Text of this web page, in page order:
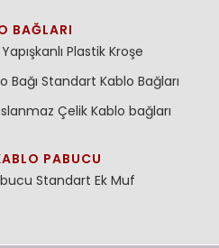
BAĞLARI
Yapışkanlı Plastik Kroşe
Bağı Standart Kablo Bağları
Çelik Kablo bağları
PABUCU
Standart Ek Muf